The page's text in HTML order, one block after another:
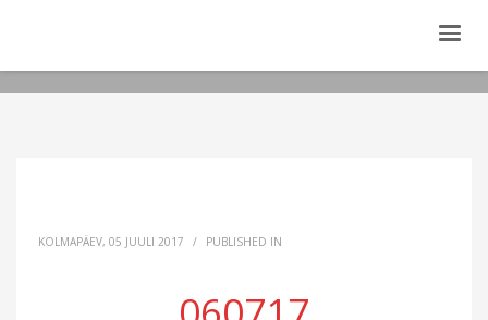
KOLMAPÄEV, 05 JUULI 2017 / PUBLISHED IN